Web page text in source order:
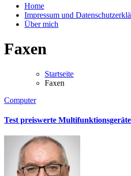
Home
Impressum und
Über mich
Faxen
Startseite
Faxen
Computer
Test preiswerte